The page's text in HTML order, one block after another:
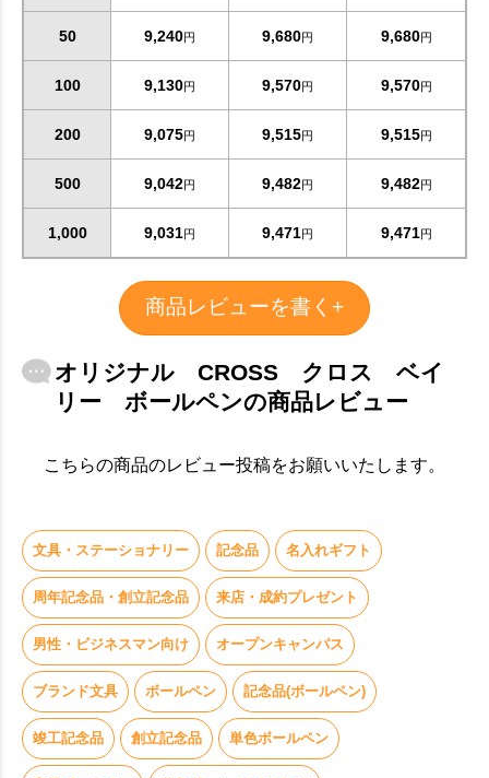
50 9,240円 9,680円 9,680円
100 9,130円 9,570円 9,570円
200 9,075円 9,515円 9,515円
500 9,042円 9,482円 9,482円
1,000 9,031円 9,471円 9,471円
商品レビューを書く+
オリジナル CROSS クロス ベイ
リー ボールペンの商品レビュー
こちらの商品のレビュー投稿をお願いいたします。
文具・ステーショナリー 記念品 名入れギフト
周年記念品・創立記念品 来店・成約プレゼント
男性・ビジネスマン向け オープンキャンパス
ブランド文具 ボールペン 記念品(ボールペン)
竣工記念品 創立記念品 単色ボールペン